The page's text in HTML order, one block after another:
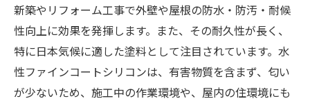
新築やリフォーム工事で外壁や屋根の防水・防汚・耐候
性向上に効果を発揮します。また、その耐久性が長く、
特に日本気候に適した塗料として注目されています。水
性ファインコートシリコンは、有害物質を含まず、匂い
が少ないため、施工中の作業環境や、屋内の住環境にも